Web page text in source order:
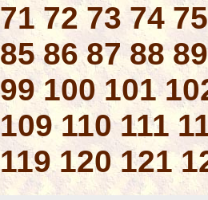
71 72 73 74 75
85 86 87 88 89
99 100 101
109 110 111
119 120 121